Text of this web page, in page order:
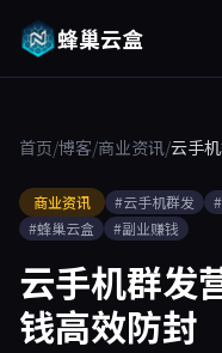
蜂巢云盒
首页/博客/商业资讯/云手
商业资讯 #云手机群发
#蜂巢云盒
#副业赚钱
云手机群发
钱高效防封